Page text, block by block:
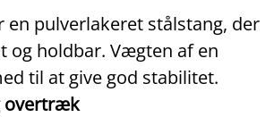
en pulverlakeret stålstang, der
og holdbar. Vægten af en
til at give god stabilitet.
overtræk